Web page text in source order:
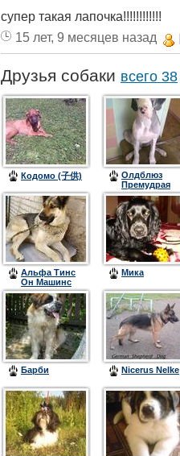
супер такая лапочка!!!!!!!!!!!!
15 лет, 9 месяцев назад
Друзья собаки всего 38
Кодомо (子供)
Олдблюз
Премудрая
Василиса
Альфа Тинс
Он Машинс
Мика
Барби Nicerus Nelke